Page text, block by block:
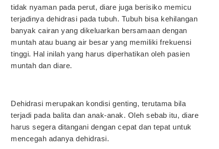
tidak nyaman pada perut, diare juga berisiko memicu
terjadinya dehidrasi pada tubuh. Tubuh bisa kehilangan
banyak cairan yang dikeluarkan bersamaan dengan
muntah atau buang air besar yang memiliki frekuensi
tinggi. Hal inilah yang harus diperhatikan oleh pasien
muntah dan diare.
Dehidrasi merupakan kondisi genting, terutama bila
terjadi pada balita dan anak-anak. Oleh sebab itu, diare
harus segera ditangani dengan cepat dan tepat untuk
mencegah adanya dehidrasi.